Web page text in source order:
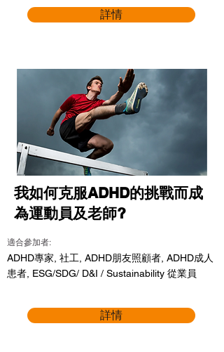
詳情
我如何克服ADHD的挑戰而成
為運動員及老師?
適合參加者:
ADHD專家, 社工, ADHD朋友照顧者, ADHD成人
患者, ESG/SDG/ D&I / Sustainability 從業員
詳情